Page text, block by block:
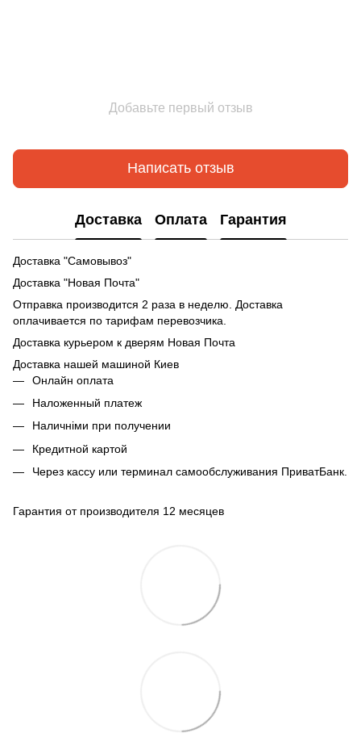
Добавьте первый отзыв
Написать отзыв
Доставка Оплата Гарантия
Доставка "Самовывоз"
Доставка "Новая Почта"
Отправка производится 2 раза в неделю. Доставка
оплачивается по тарифам перевозчика.
Доставка курьером к дверям Новая Почта
Доставка нашей машиной Киев
Онлайн оплата
Наложенный платеж
Наличніми при получении
Кредитной картой
Через кассу или терминал самообслуживания ПриватБанк.
Гарантия от производителя 12 месяцев